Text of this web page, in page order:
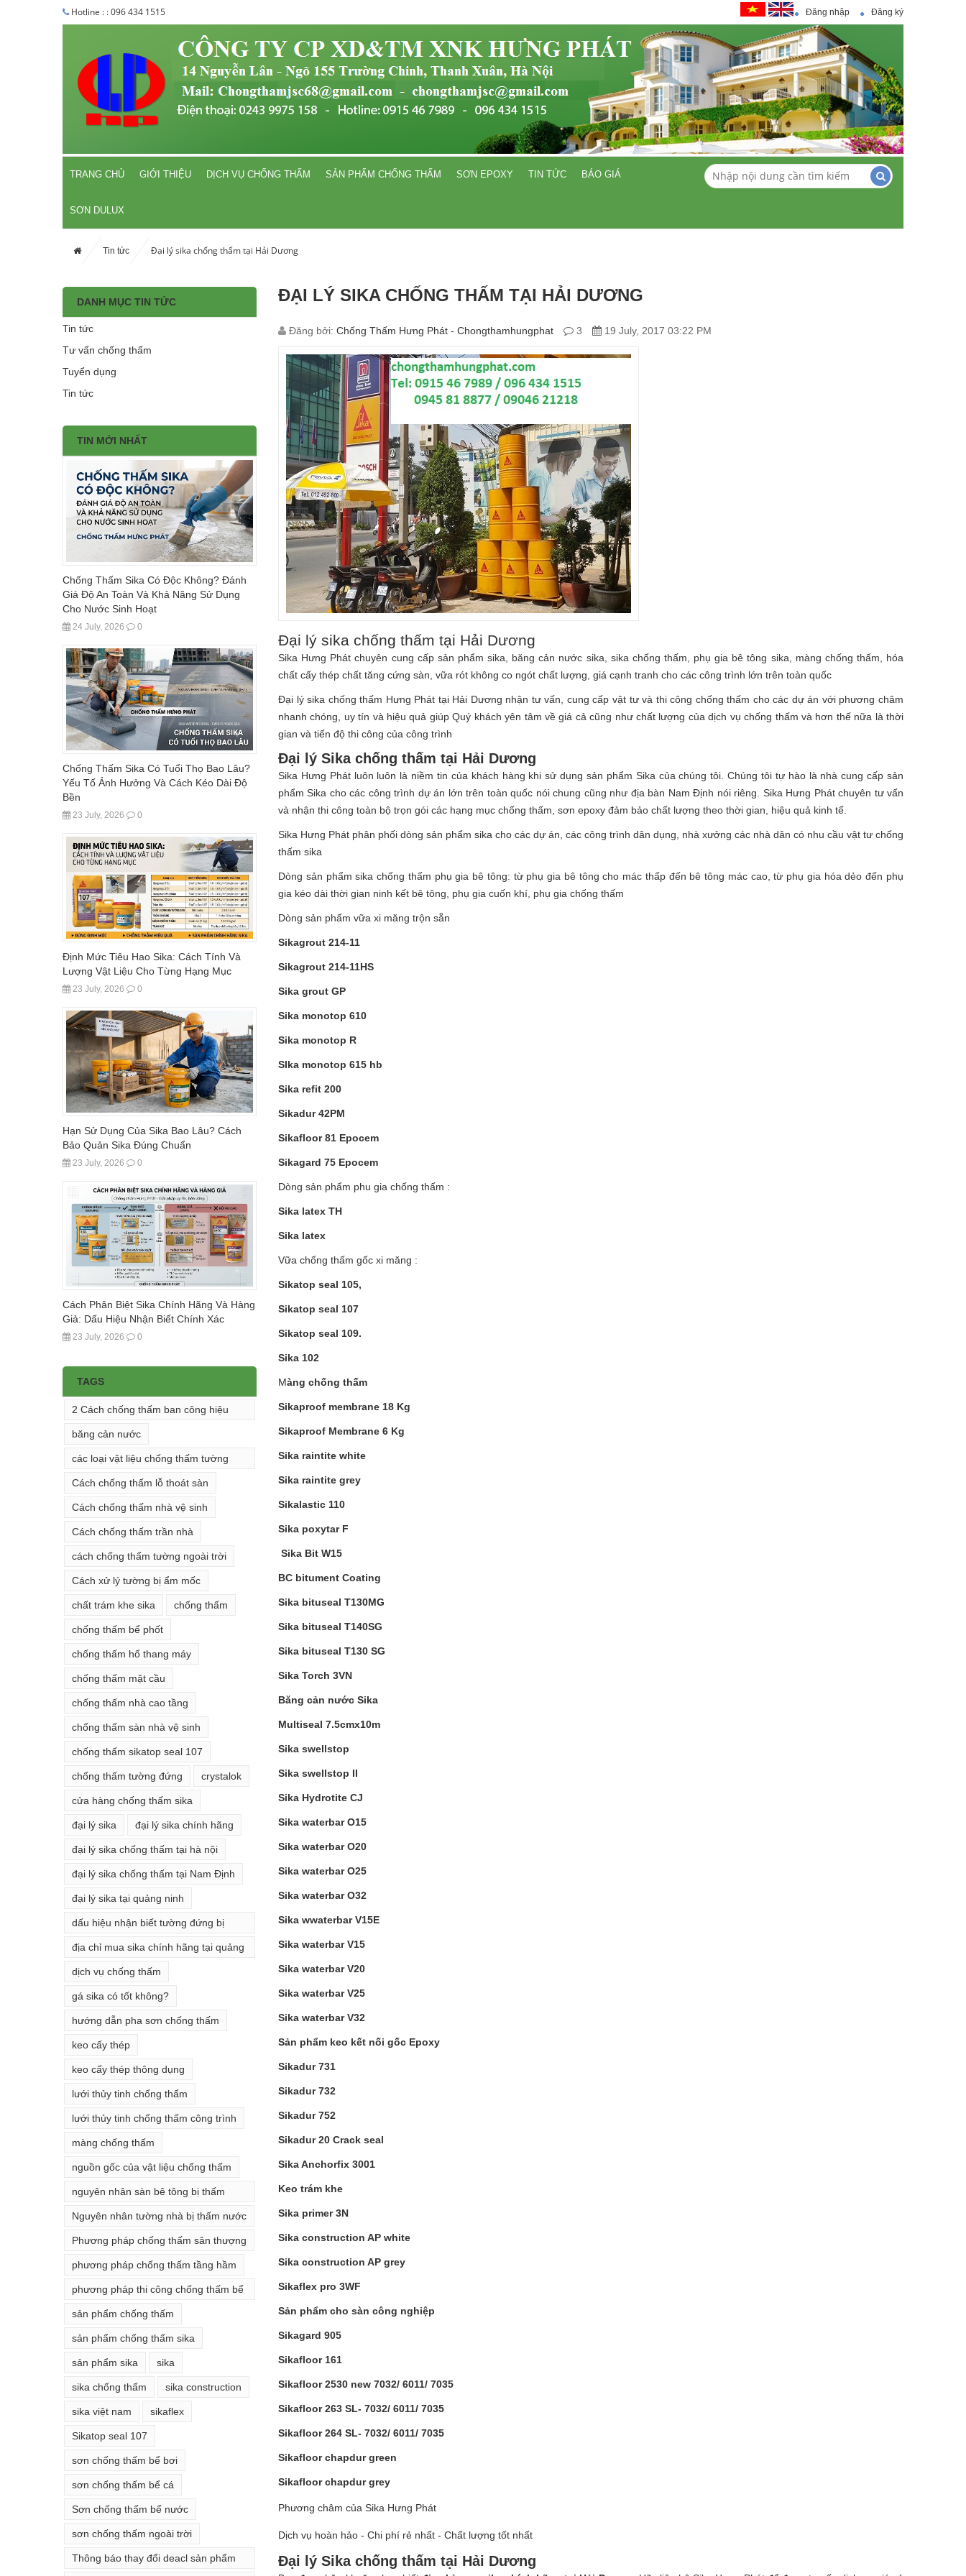
Hotline : : 096 434 1515 Đăng nhập Đăng ký
TRANG CHỦ GIỚI THIỆU DỊCH VỤ CHỐNG THẤM SẢN PHẨM CHỐNG THẤM SƠN EPOXY TIN TỨC BÁO GIÁ
SƠN DULUX
Tin tức Đại lý sika chống thấm tại Hải Dương
DANH MỤC TIN TỨC
Tin tức
Tư vấn chống thấm
Tuyển dụng
Tin tức
TIN MỚI NHẤT
Chống Thấm Sika Có Độc Không? Đánh
Giá Độ An Toàn Và Khả Năng Sử Dụng
Cho Nước Sinh Hoạt
24 July, 2026 0
Chống Thấm Sika Có Tuổi Thọ Bao Lâu?
Yếu Tố Ảnh Hưởng Và Cách Kéo Dài Độ
Bền
23 July, 2026 0
Định Mức Tiêu Hao Sika: Cách Tính Và
Lượng Vật Liệu Cho Từng Hạng Mục
23 July, 2026 0
Hạn Sử Dụng Của Sika Bao Lâu? Cách
Bảo Quản Sika Đúng Chuẩn
23 July, 2026 0
Cách Phân Biệt Sika Chính Hãng Và Hàng
Giả: Dấu Hiệu Nhận Biết Chính Xác
23 July, 2026 0
TAGS
2 Cách chống thấm ban công hiệu
quả
băng cản nước
các loại vật liệu chống thấm tường
đứng
Cách chống thấm lỗ thoát sàn
Cách chống thấm nhà vệ sinh
Cách chống thấm trần nhà
cách chống thấm tường ngoài trời
Cách xử lý tường bị ẩm mốc
chất trám khe sika chống thấm
chống thấm bể phốt
chống thấm hố thang máy
chống thấm mặt cầu
chống thấm nhà cao tầng
chống thấm sàn nhà vệ sinh
chống thấm sikatop seal 107
chống thấm tường đứng crystalok
cửa hàng chống thấm sika
đại lý sika đại lý sika chính hãng
đại lý sika chống thấm tại hà nội
đại lý sika chống thấm tại Nam Định
đại lý sika tại quảng ninh
dấu hiệu nhận biết tường đứng bị
thấm
địa chỉ mua sika chính hãng tại quảng
ninh
dịch vụ chống thấm
gá sika có tốt không?
hướng dẫn pha sơn chống thấm
keo cấy thép
keo cấy thép thông dụng
lưới thủy tinh chống thấm
lưới thủy tinh chống thấm công trình
màng chống thấm
nguồn gốc của vật liệu chống thấm
nguyên nhân sàn bê tông bị thấm
nước
Nguyên nhân tường nhà bị thấm nước
Phương pháp chống thấm sân thượng
phương pháp chống thấm tầng hầm
phương pháp thi công chống thấm bể
phốt
sản phẩm chống thấm
sản phẩm chống thấm sika
sản phẩm sika sika
sika chống thấm sika construction
sika việt nam sikaflex
Sikatop seal 107
sơn chống thấm bể bơi
sơn chống thấm bể cá
Sơn chống thấm bể nước
sơn chống thấm ngoài trời
Thông báo thay đổi deacl sản phẩm
ĐẠI LÝ SIKA CHỐNG THẤM TẠI HẢI DƯƠNG
Đăng bởi: Chống Thấm Hưng Phát - Chongthamhungphat 3 19 July, 2017 03:22 PM
Đại lý sika chống thấm tại Hải Dương
Sika Hưng Phát chuyên cung cấp sản phẩm sika, băng cản nước sika , sika chống thấm, phụ gia bê tông sika màng chống thấm
hóa
chất cấy thép chất tăng cứng sàn, vữa rót không co ngót chất lượng, giá cạnh tranh cho các công trình lớn trên toàn quốc
Đại lý sika chống thấm Hưng Phát tại Hải Dương nhận tư vấn, cung cấp vật tư và thi công chống thấm cho các dự án với phương châm
nhanh chóng, uy tín và hiệu quả giúp Quý khách yên tâm về giá cả cũng như chất lượng của dịch vụ chống thấm và hơn thế nữa là thời
gian và tiến độ thi công của công trình
Đại lý Sika chống thấm tại Hải Dương
Sika Hưng Phát luôn luôn là niềm tin của khách hàng khi sử dụng sản phẩm Sika của chúng tôi. Chúng tôi tự hào là nhà cung cấp sản
phẩm Sika cho các công trình dự án lớn trên toàn quốc nói chung cũng như địa bàn Nam Định nói riêng. Sika Hưng Phát chuyên tư vấn
và nhận thi công toàn bộ trọn gói các hạng mục chống thấm, sơn epoxy đảm bảo chất lượng theo thời gian, hiệu quả kinh tế.
Sika Hưng Phát phân phối dòng sản phẩm sika cho các dự án, các công trình dân dụng, nhà xưởng các nhà dân có nhu cầu vật tư chống
thấm sika
Dòng sản phẩm sika chống thấm phụ gia bê tông: từ phụ gia bê tông cho mác thấp đến bê tông mác cao, từ phụ gia hóa dẻo đến phụ
gia kéo dài thời gian ninh kết bê tông, phụ gia cuốn khí, phụ gia chống thấm
Dòng sản phẩm vữa xi măng trộn sẵn
Sikagrout 214-11
Sikagrout 214-11HS
Sika grout GP
Sika monotop 610
Sika monotop R
SIka monotop 615 hb
Sika refit 200
Sikadur 42PM
Sikafloor 81 Epocem
Sikagard 75 Epocem
Dòng sản phẩm phu gia chống thấm :
Sika latex TH
Sika latex
Vữa chống thấm gốc xi măng :
Sikatop seal 105,
Sikatop seal 107
Sikatop seal 109.
Sika 102
Màng chống thấm
Sikaproof membrane 18 Kg
Sikaproof Membrane 6 Kg
Sika raintite white
Sika raintite grey
Sikalastic 110
Sika poxytar F
Sika Bit W15
BC bitument Coating
Sika bituseal T130MG
Sika bituseal T140SG
Sika bituseal T130 SG
Sika Torch 3VN
Băng cản nước Sika
Multiseal 7.5cmx10m
Sika swellstop
Sika swellstop II
Sika Hydrotite CJ
Sika waterbar O15
Sika waterbar O20
Sika waterbar O25
Sika waterbar O32
Sika wwaterbar V15E
Sika waterbar V15
Sika waterbar V20
Sika waterbar V25
Sika waterbar V32
Sản phẩm keo kết nối gốc Epoxy
Sikadur 731
Sikadur 732
Sikadur 752
Sikadur 20 Crack seal
Sika Anchorfix 3001
Keo trám khe
Sika primer 3N
Sika construction AP white
Sika construction AP grey
Sikaflex pro 3WF
Sản phẩm cho sàn công nghiệp
Sikagard 905
Sikafloor 161
Sikafloor 2530 new 7032/ 6011/ 7035
Sikafloor 263 SL- 7032/ 6011/ 7035
Sikafloor 264 SL- 7032/ 6011/ 7035
Sikafloor chapdur green
Sikafloor chapdur grey
Phương châm của Sika Hưng Phát
Dịch vụ hoàn hảo - Chi phí rẻ nhất - Chất lượng tốt nhất
Đại lý Sika chống thấm tại Hải Dương